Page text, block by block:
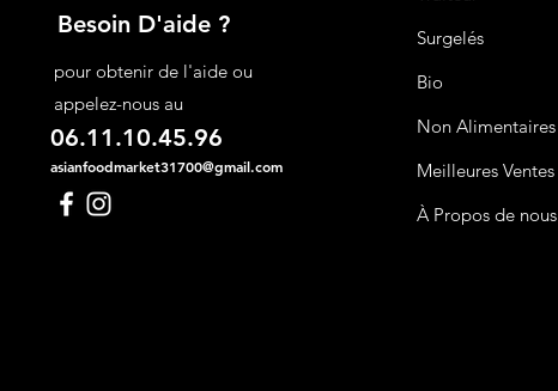
Besoin D'aide ?
pour obtenir de l'aide ou
appelez-nous au
06.11.10.45.96
asianfoodmarket31700@gmail.com
Surgelés
Bio
Non Alimentaires
Meilleures Ventes
À Propos de nous